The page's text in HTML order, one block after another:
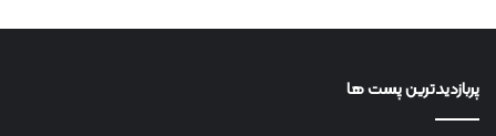
پربازدیدترین پست ها